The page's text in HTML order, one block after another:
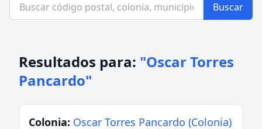
Buscar
Resultados para: "Oscar Torres
Pancardo"
Colonia: Oscar Torres Pancardo (Colonia)